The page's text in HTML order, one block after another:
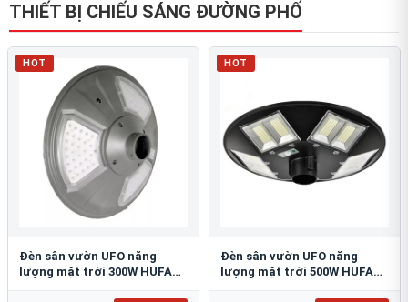
THIẾT BỊ CHIẾU SÁNG ĐƯỜNG PHỐ
HOT
Đèn sân vườn UFO năng
lượng mặt trời 300W HUFA
HOT
Đèn sân vườn UFO năng
lượng mặt trời 500W HUFA